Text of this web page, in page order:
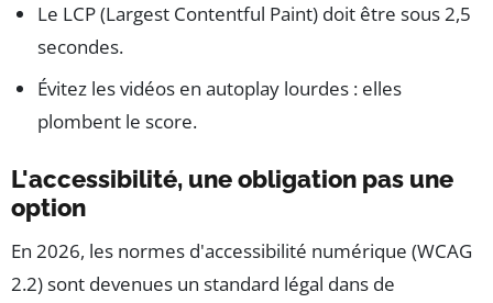
Le LCP (Largest Contentful Paint) doit être sous 2,5
secondes.
Évitez les vidéos en autoplay lourdes : elles
plombent le score.
L'accessibilité, une obligation pas une
option
En 2026, les normes d'accessibilité numérique (WCAG
2.2) sont devenues un standard légal dans de